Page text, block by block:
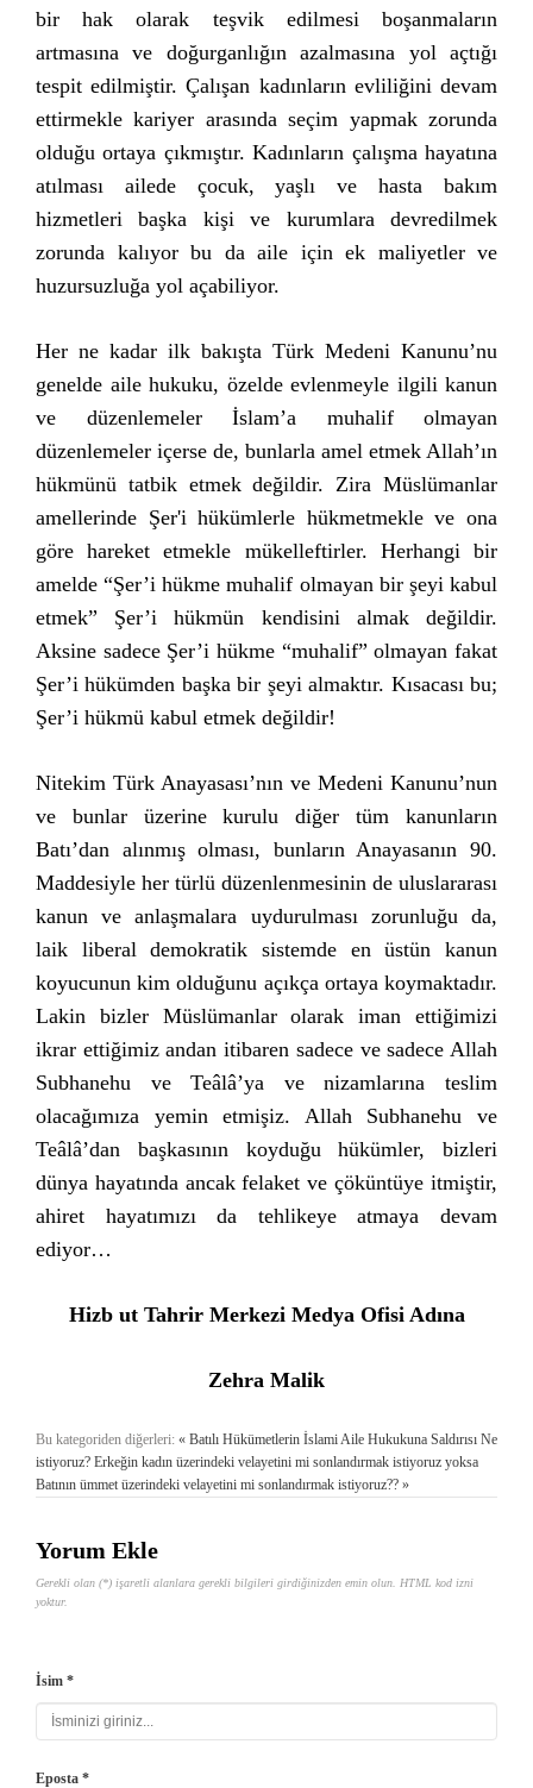
bir hak olarak teşvik edilmesi boşanmaların
artmasına ve doğurganlığın azalmasına yol açtığı
tespit edilmiştir. Çalışan kadınların evliliğini devam
ettirmekle kariyer arasında seçim yapmak zorunda
olduğu ortaya çıkmıştır. Kadınların çalışma hayatına
atılması ailede çocuk, yaşlı ve hasta bakım
hizmetleri başka kişi ve kurumlara devredilmek
zorunda kalıyor bu da aile için ek maliyetler ve
huzursuzluğa yol açabiliyor.
Her ne kadar ilk bakışta Türk Medeni Kanunu’nu
genelde aile hukuku, özelde evlenmeyle ilgili kanun
ve düzenlemeler İslam’a muhalif olmayan
düzenlemeler içerse de, bunlarla amel etmek Allah’ın
hükmünü tatbik etmek değildir. Zira Müslümanlar
amellerinde Şer'i hükümlerle hükmetmekle ve ona
göre hareket etmekle mükelleftirler. Herhangi bir
amelde “Şer’i hükme muhalif olmayan bir şeyi kabul
etmek” Şer’i hükmün kendisini almak değildir.
Aksine sadece Şer’i hükme “muhalif” olmayan fakat
Şer’i hükümden başka bir şeyi almaktır. Kısacası bu;
Şer’i hükmü kabul etmek değildir!
Nitekim Türk Anayasası’nın ve Medeni Kanunu’nun
ve bunlar üzerine kurulu diğer tüm kanunların
Batı’dan alınmış olması, bunların Anayasanın 90.
Maddesiyle her türlü düzenlenmesinin de uluslararası
kanun ve anlaşmalara uydurulması zorunluğu da,
laik liberal demokratik sistemde en üstün kanun
koyucunun kim olduğunu açıkça ortaya koymaktadır.
Lakin bizler Müslümanlar olarak iman ettiğimizi
ikrar ettiğimiz andan itibaren sadece ve sadece Allah
Subhanehu ve Teâlâ’ya ve nizamlarına teslim
olacağımıza yemin etmişiz. Allah Subhanehu ve
Teâlâ’dan başkasının koyduğu hükümler, bizleri
dünya hayatında ancak felaket ve çöküntüye itmiştir,
ahiret hayatımızı da tehlikeye atmaya devam
ediyor…
Hizb ut Tahrir Merkezi Medya Ofisi Adına
Zehra Malik
Bu kategoriden diğerleri: « Batılı Hükümetlerin İslami Aile Hukukuna Saldırısı Ne
istiyoruz? Erkeğin kadın üzerindeki velayetini mi sonlandırmak istiyoruz yoksa
Batının ümmet üzerindeki velayetini mi sonlandırmak istiyoruz?? »
Yorum Ekle
Gerekli olan (*) işaretli alanlara gerekli bilgileri girdiğinizden emin olun. HTML kod izni
yoktur.
İsim *
Eposta *